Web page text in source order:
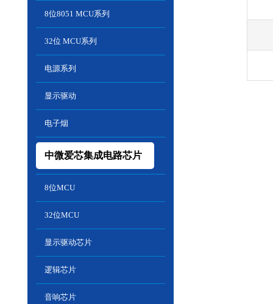
8位8051 MCU系列
32位 MCU系列
电源系列
显示驱动
电子烟
中微爱芯集成电路芯片
8位MCU
32位MCU
显示驱动芯片
逻辑芯片
音响芯片